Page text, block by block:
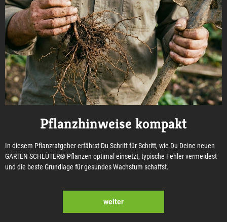
Pflanzhinweise kompakt
In diesem Pflanzratgeber erfährst Du Schritt für Schritt, wie Du Deine neuen
GARTEN SCHLÜTER® Pflanzen optimal einsetzt, typische Fehler vermeidest
und die beste Grundlage für gesundes Wachstum schaffst.
weiter